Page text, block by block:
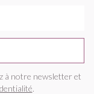
à notre newsletter et
.